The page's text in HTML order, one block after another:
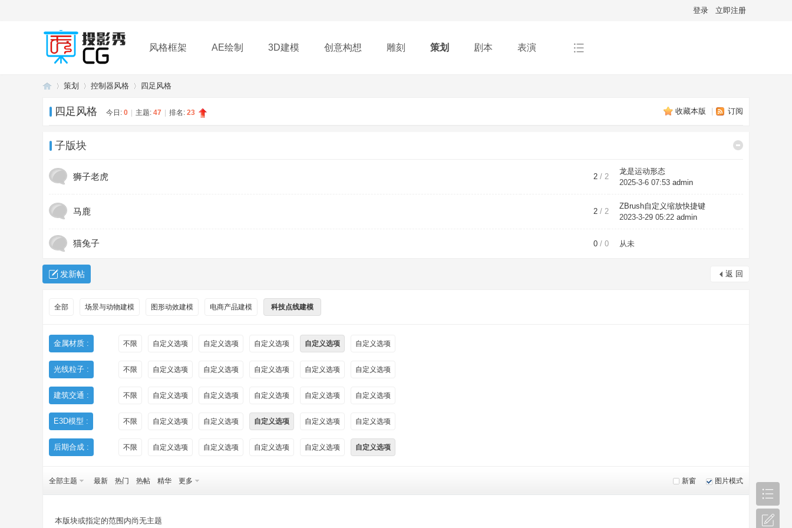
登录 立即注册
风格框架 AE绘制 3D建模 创意构想 雕刻 策划 剧本 表演
插件 帮助 下载
策划 控制器风格 四足风格
收藏本版 订阅
四足风格 今日: 0 主题: 47 排名: 23
子版块
狮子老虎 2 / 2
龙是运动形态
2025-3-6 07:53 admin
马鹿 2 / 2
ZBrush自定义缩放快捷键
2023-3-29 05:22 admin
猫兔子 0 / 0 从未
返 回
发新帖
全部 场景与动物建模 图形动效建模 电商产品建模 科技点线建模
金属材质 : 不限 自定义选项 自定义选项 自定义选项 自定义选项 自定义选项
光线粒子 : 不限 自定义选项 自定义选项 自定义选项 自定义选项 自定义选项
建筑交通 : 不限 自定义选项 自定义选项 自定义选项 自定义选项 自定义选项
E3D模型 : 不限 自定义选项 自定义选项 自定义选项 自定义选项 自定义选项
后期合成 : 不限 自定义选项 自定义选项 自定义选项 自定义选项 自定义选项
新窗
全部主题 最新 热门 热帖 精华 更多 图片模式
本版块或指定的范围内尚无主题